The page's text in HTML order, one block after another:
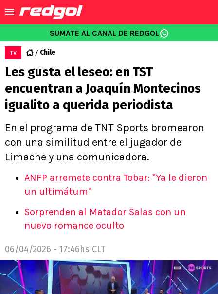
SUMATE AL CANAL DE REDGOL
TV Chile
Les gusta el leseo: en TST
encuentran a Joaquín Montecinos
igualito a querida periodista
En el programa de TNT Sports bromearon
con una similitud entre el jugador de
Limache y una comunicadora.
ANFP arremete contra Tobar: "Ya le dieron
un ultimátum"
Sorprenden al Matador Salas con un
nuevo romance oculto
06/04/2026 - 17:46hs CLT